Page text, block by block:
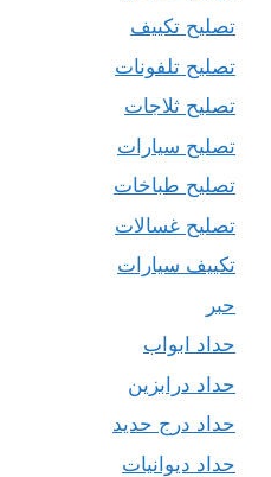
تصليح تكييف
تصليح تلفونات
تصليح ثلاجات
تصليح سيارات
تصليح طباخات
تصليح غسالات
تكييف سيارات
حبر
حداد ابواب
حداد درابزين
حداد درج حديد
حداد ديوانيات